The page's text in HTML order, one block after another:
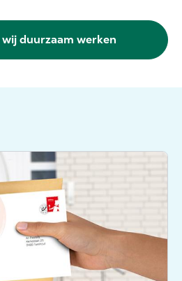
duurzaam werken